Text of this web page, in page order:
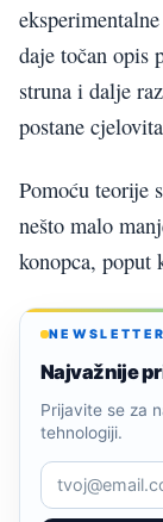
daje točan opis
struna i dalje
postane
Pomoću teorije
nešto malo
konopca, poput
NEWSLETTER
Najvažnije
Prijavite se za
tehnologiji.